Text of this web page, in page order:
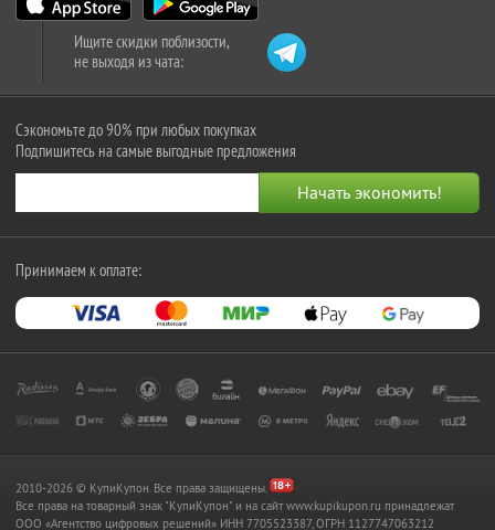
Ищите скидки поблизости,
не выходя из чата:
Сэкономьте до 90% при любых покупках
Подпишитесь на самые выгодные предложения
Принимаем к оплате:
2010-2026 © КупиКупон. Все права защищены.
Все права на товарный знак "КупиКупон" и на сайт www.kupikupon.ru принадлежат
OOO «Агентство цифровых решений» ИНН 7705523387, ОГРН 1127747063212